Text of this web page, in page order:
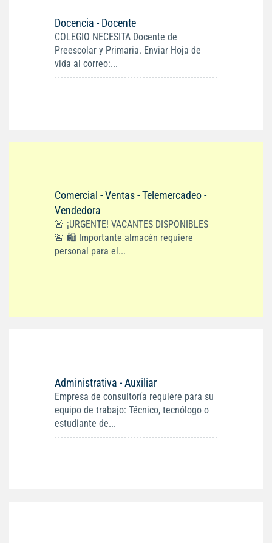
Docencia - Docente
COLEGIO NECESITA Docente de
Preescolar y Primaria. Enviar Hoja de
vida al correo:...
Comercial - Ventas - Telemercadeo -
Vendedora
🚨 ¡URGENTE! VACANTES DISPONIBLES
🚨 🛍️ Importante almacén requiere
personal para el...
Administrativa - Auxiliar
Empresa de consultoría requiere para su
equipo de trabajo: Técnico, tecnólogo o
estudiante de...